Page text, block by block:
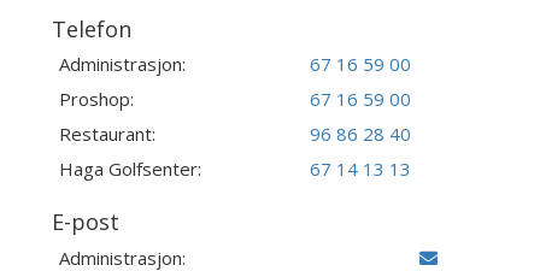
Telefon
Administrasjon:
67 16 59 00
Proshop:
67 16 59 00
Restaurant:
96 86 28 40
Haga Golfsenter:
67 14 13 13
E-post
Administrasjon: